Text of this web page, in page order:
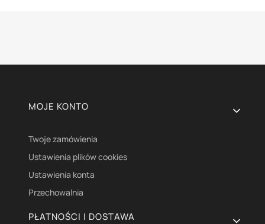
Linki w stopce
MOJE KONTO
Twoje zamówienia
Ustawienia plików cookies
Ustawienia konta
Przechowalnia
PŁATNOŚCI I DOSTAWA